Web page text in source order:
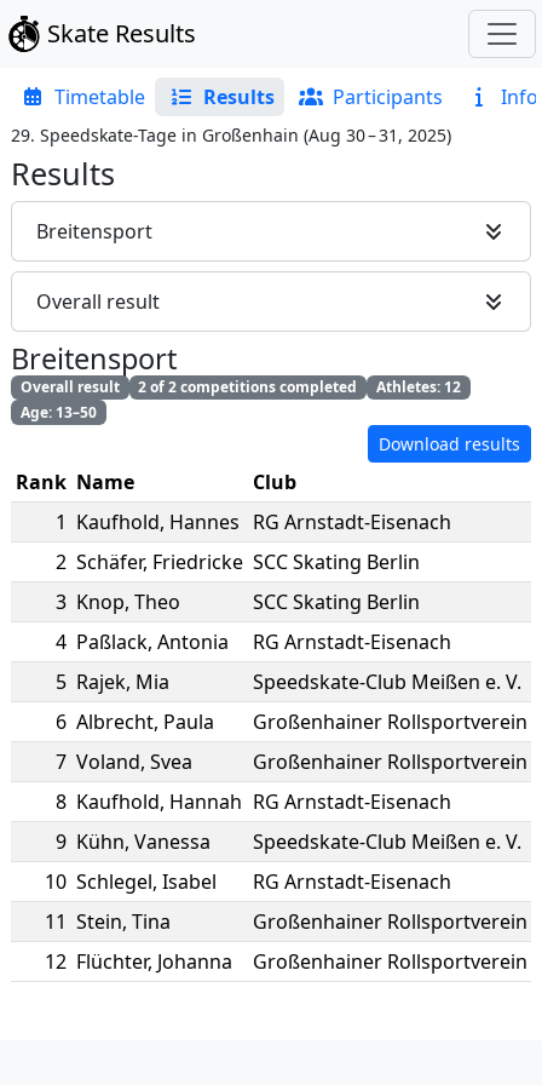
Skate Results
Timetable Results Participants Info
29. Speedskate-Tage in Großenhain (Aug 30 – 31, 2025)
Results
Breitensport
Overall result
Breitensport
Overall result 2 of 2 competitions completed
Athletes: 12
Age: 13–50
Download results
Rank Name Club
1 Kaufhold, Hannes RG Arnstadt-Eisenach
2 Schäfer, Friedricke SCC Skating Berlin
3 Knop, Theo SCC Skating Berlin
4 Paßlack, Antonia RG Arnstadt-Eisenach
5 Rajek, Mia Speedskate-Club Meißen e. V.
6 Albrecht, Paula Großenhainer Rollsportverein
7 Voland, Svea Großenhainer Rollsportverein
8 Kaufhold, Hannah RG Arnstadt-Eisenach
9 Kühn, Vanessa Speedskate-Club Meißen e. V.
10 Schlegel, Isabel RG Arnstadt-Eisenach
11 Stein, Tina Großenhainer Rollsportverein
12 Flüchter, Johanna Großenhainer Rollsportverein